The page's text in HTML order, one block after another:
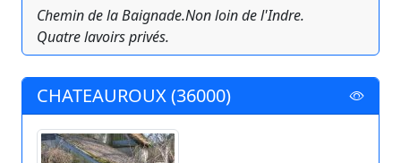
Chemin de la Baignade.Non loin de l'Indre.
Quatre lavoirs privés.
CHATEAUROUX (36000)